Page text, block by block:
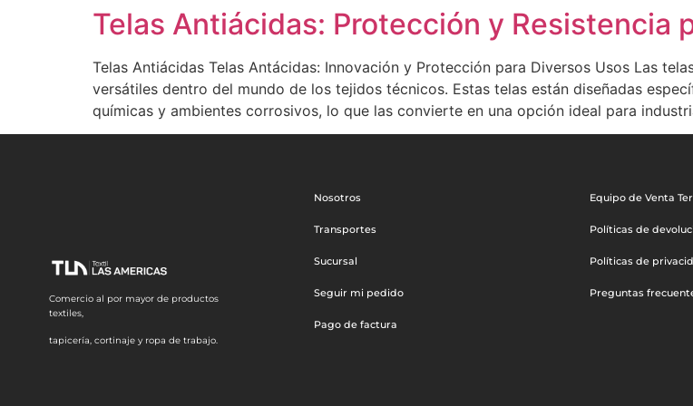
Telas Antiácidas: Protección y Resistencia
Telas Antiácidas Telas Antácidas: Innovación y Protección para Diversos Usos Las
versátiles dentro del mundo de los tejidos técnicos. Estas telas están diseñadas
químicas y ambientes corrosivos, lo que las convierte en una opción ideal para
Comercio al por mayor de productos
textiles,
tapicería, cortinaje y ropa de trabajo.
Nosotros
Transportes
Sucursal
Seguir mi pedido
Pago de factura
Equipo de Venta
Políticas de
Políticas de
Preguntas